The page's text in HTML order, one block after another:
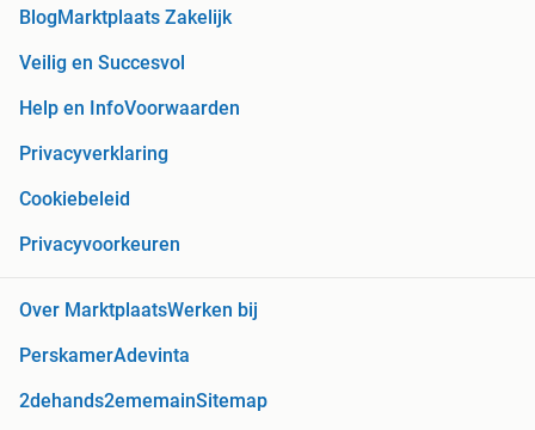
BlogMarktplaats Zakelijk
Veilig en Succesvol
Help en InfoVoorwaarden
Privacyverklaring
Cookiebeleid
Privacyvoorkeuren
Over MarktplaatsWerken bij
PerskamerAdevinta
2dehands2ememainSitemap